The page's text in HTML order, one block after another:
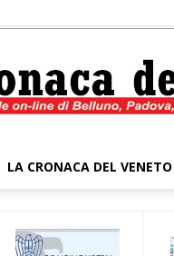
LA CRONACA DEL VENETO